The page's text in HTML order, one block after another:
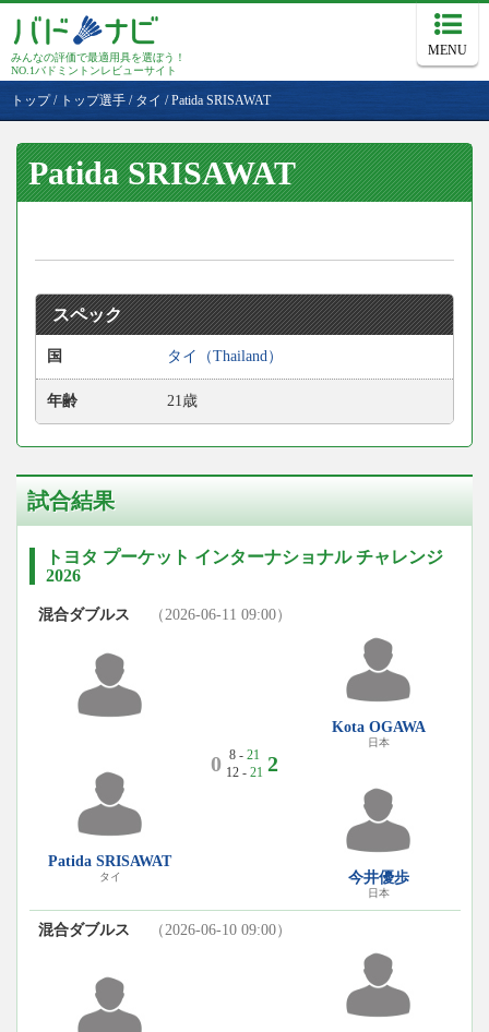
みんなの評価で最適用具を選ぼう！
NO.1バドミントンレビューサイト
MENU
トップ/ トップ選手 / タイ /Patida SRISAWAT
Patida SRISAWAT
スペック
国 タイ（Thailand）
年齢 21歳
試合結果
トヨタ プーケット インターナショナル チャレンジ
2026
混合ダブルス （2026-06-11 09:00）
Patida SRISAWAT
タイ
0 8 - 21
12 - 21 2
Kota OGAWA
日本
今井優歩
日本
混合ダブルス （2026-06-10 09:00）